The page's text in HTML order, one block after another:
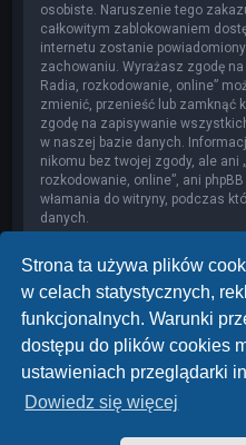
Strona ta używa plików
w celach statystycznych,
funkcjonalnych. Warunki
dostępu do plików cookies
ustawieniach przeglądarki
Dowiedz się więcej
osobiste. Naruszenie tego
całkowitym zablokowaniem
internetu zostanie
zachowaniu. Wyrażasz zgodę na
Radia, rozkodowanie, online”
zmienić, przenieść lub zamknąć
zgodę na zapisywanie
w naszej bazie danych.
nikomu bez twojej zgody, ale ani
rozkodowanie, online”, ani
włamania do witryny, podczas
danych.
Strona główna